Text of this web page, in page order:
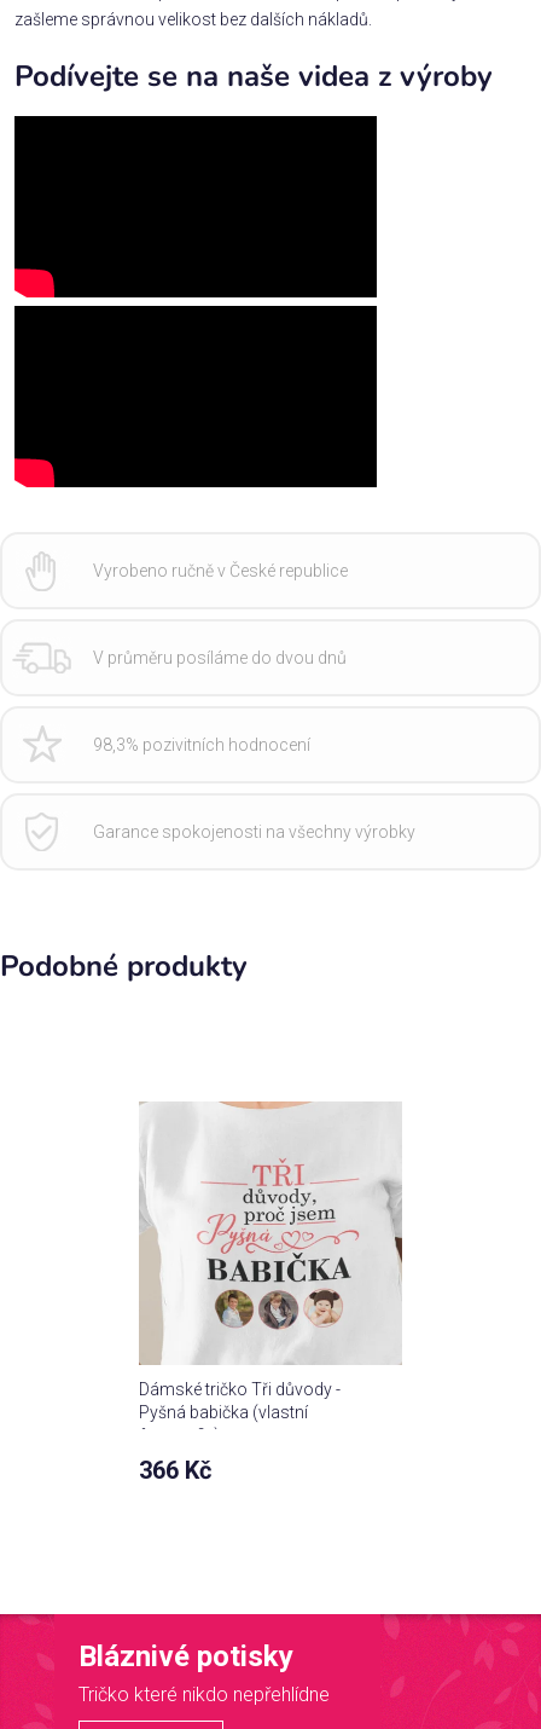
zašleme správnou velikost bez dalších nákladů.
Podívejte se na naše videa z výroby
Vyrobeno ručně v České republice
V průměru posíláme do dvou dnů
98,3% pozivitních hodnocení
Garance spokojenosti na všechny výrobky
Podobné produkty
Dámské tričko Tři důvody -
Pyšná babička (vlastní
fotografie)
366 Kč
Bláznivé potisky
Tričko které nikdo nepřehlídne